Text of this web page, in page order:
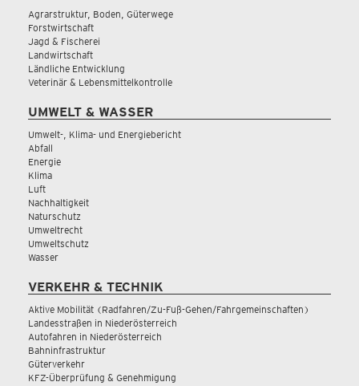
Agrarstruktur, Boden, Güterwege
Forstwirtschaft
Jagd & Fischerei
Landwirtschaft
Ländliche Entwicklung
Veterinär & Lebensmittelkontrolle
UMWELT & WASSER
Umwelt-, Klima- und Energiebericht
Abfall
Energie
Klima
Luft
Nachhaltigkeit
Naturschutz
Umweltrecht
Umweltschutz
Wasser
VERKEHR & TECHNIK
Aktive Mobilität (Radfahren/Zu-Fuß-Gehen/Fahrgemeinschaften)
Landesstraßen in Niederösterreich
Autofahren in Niederösterreich
Bahninfrastruktur
Güterverkehr
KFZ-Überprüfung & Genehmigung